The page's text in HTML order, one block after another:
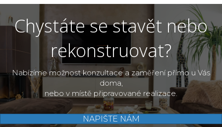
Chystáte se stavět nebo
rekonstruovat?
Nabízíme možnost konzultace a zaměření přímo u Vás
doma,
nebo v místě připravované realizace.
NAPIŠTE NÁM